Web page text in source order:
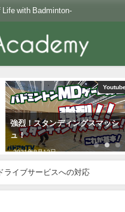
with Badminton-
強烈！スタンディングスマッシ
ュ！
2021年8月12日
イブサービスへの対応